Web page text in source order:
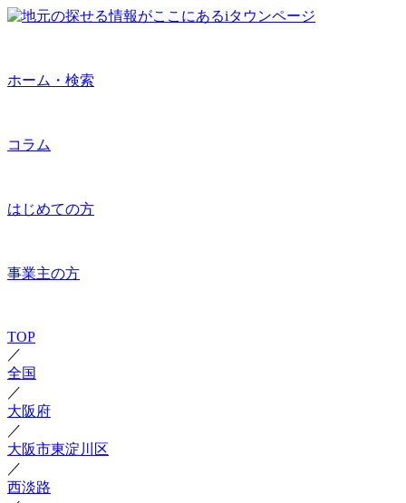
ホーム・検索
コラム
はじめての方
事業主の方
TOP
／
全国
／
大阪府
／
大阪市東淀川区
／
西淡路